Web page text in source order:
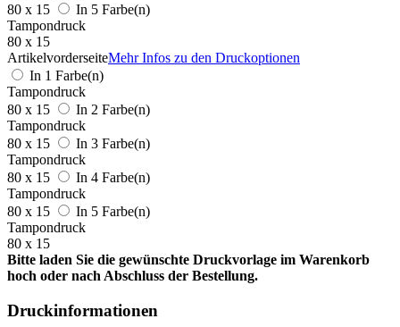
80 x 15
In 5 Farbe(n)
Tampondruck
80 x 15
ArtikelvorderseiteMehr Infos zu den Druckoptionen
In 1 Farbe(n)
Tampondruck
80 x 15
In 2 Farbe(n)
Tampondruck
80 x 15
In 3 Farbe(n)
Tampondruck
80 x 15
In 4 Farbe(n)
Tampondruck
80 x 15
In 5 Farbe(n)
Tampondruck
80 x 15
Bitte laden Sie die gewünschte Druckvorlage im Warenkorb
hoch oder nach Abschluss der Bestellung.
Druckinformationen